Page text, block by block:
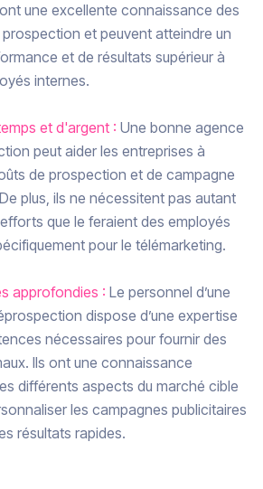
une excellente connaissance des
et peuvent atteindre un
et de résultats supérieur à
internes.
et d'argent : Une bonne agence
peut aider les entreprises à
de prospection et de campagne
plus, ils ne nécessitent pas autant
que le feraient des employés
pour le télémarketing.
approfondies : Le personnel d’une
dispose d’une expertise
nécessaires pour fournir des
Ils ont une connaissance
différents aspects du marché cible
les campagnes publicitaires
résultats rapides.